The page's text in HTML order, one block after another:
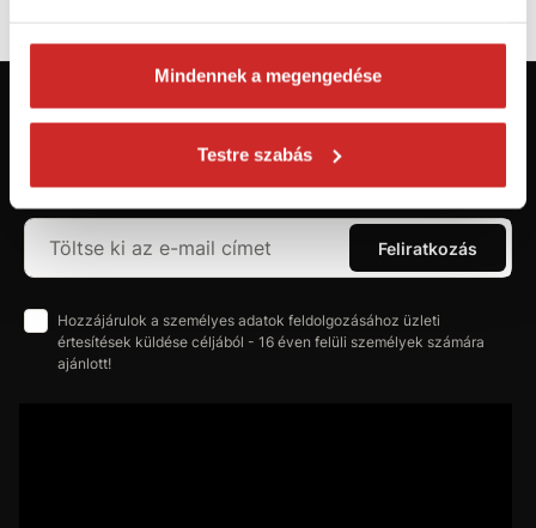
Mindennek a megengedése
Testre szabás
Először jár az svx.hu-n? Regisztráljon és
szerezzen áttekintést az aktuális
újdonságokról és akciókról.
Feliratkozás
Hozzájárulok a személyes adatok feldolgozásához üzleti
értesítések küldése céljából - 16 éven felüli személyek számára
ajánlott!